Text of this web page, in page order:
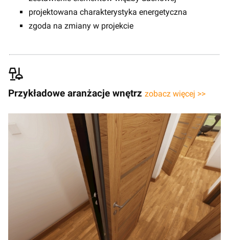
projektowana charakterystyka energetyczna
zgoda na zmiany w projekcie
Przykładowe aranżacje wnętrz zobacz więcej >>